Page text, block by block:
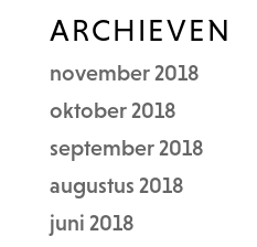
ARCHIEVEN
november 2018
oktober 2018
september 2018
augustus 2018
juni 2018